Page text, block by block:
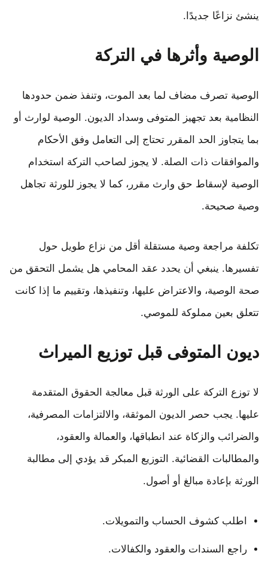
ينشئ نزاعًا جديدًا.
الوصية وأثرها في التركة
الوصية تصرف مضاف لما بعد الموت، وتنفذ ضمن حدودها
النظامية بعد تجهيز المتوفى وسداد الديون. الوصية لوارث أو
بما يتجاوز الحد المقرر تحتاج إلى التعامل وفق الأحكام
والموافقات ذات الصلة. لا يجوز لصاحب التركة استخدام
الوصية لإسقاط حق وارث مقرر، كما لا يجوز للورثة تجاهل
وصية صحيحة.
تكلفة مراجعة وصية مستقلة أقل من نزاع طويل حول
تفسيرها. ينبغي أن يحدد عقد المحامي هل يشمل التحقق من
صحة الوصية، والاعتراض عليها، وتنفيذها، وتقييم ما إذا كانت
تتعلق بعين مملوكة للموصي.
ديون المتوفى قبل توزيع الميراث
لا توزع التركة على الورثة قبل معالجة الحقوق المتقدمة
عليها. يجب حصر الديون الموثقة، والالتزامات المصرفية،
والضرائب والزكاة عند انطباقها، والعمالة والعقود،
والمطالبات القضائية. التوزيع المبكر قد يؤدي إلى مطالبة
الورثة بإعادة مبالغ أو أصول.
اطلب كشوف الحساب والتمويلات.
راجع السندات والعقود والكفالات.